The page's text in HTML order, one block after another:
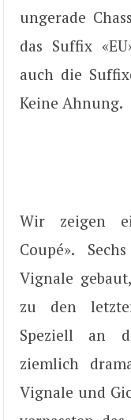
ungerade
das Suffix
auch die
Keine Ahnung.
Wir zeigen
Coupé».
Vignale
zu den
Speziell an
ziemlich
Vignale und